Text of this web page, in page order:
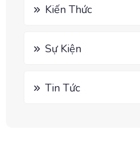
Kiến Thức
Sự Kiện
Tin Tức